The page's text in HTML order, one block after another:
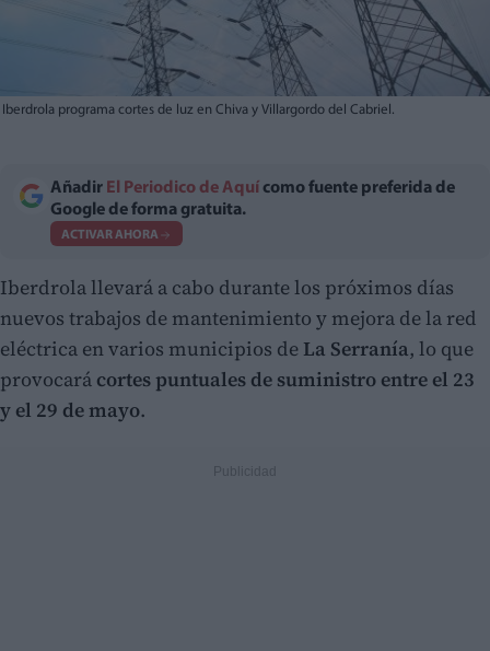
Iberdrola programa cortes de luz en Chiva y Villargordo del Cabriel.
Añadir El Periodico de Aquí como fuente preferida de
Google de forma gratuita.
ACTIVAR AHORA
Iberdrola llevará a cabo durante los próximos días
nuevos trabajos de mantenimiento y mejora de la red
eléctrica en varios municipios de La Serranía, lo que
provocará cortes puntuales de suministro entre el 23
y el 29 de mayo.